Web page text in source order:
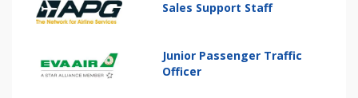
Sales Support Staff
Junior Passenger Traffic
Officer